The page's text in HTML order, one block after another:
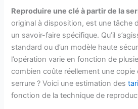
Reproduire une clé à partir de la
original à disposition, est une tâche
un savoir-faire spécifique. Qu’il
standard ou d’un modèle haute
l’opération varie en fonction de
combien coûte réellement une copie
serrure ? Voici une estimation des
fonction de la technique de